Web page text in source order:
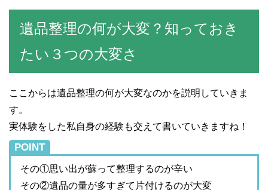
遺品整理の何が大変？知っておき
たい３つの大変さ
ここからは遺品整理の何が大変なのかを説明していきま
す。
実体験をした私自身の経験も交えて書いていきますね！
POINT
その①思い出が蘇って整理するのが辛い
その②遺品の量が多すぎて片付けるのが大変